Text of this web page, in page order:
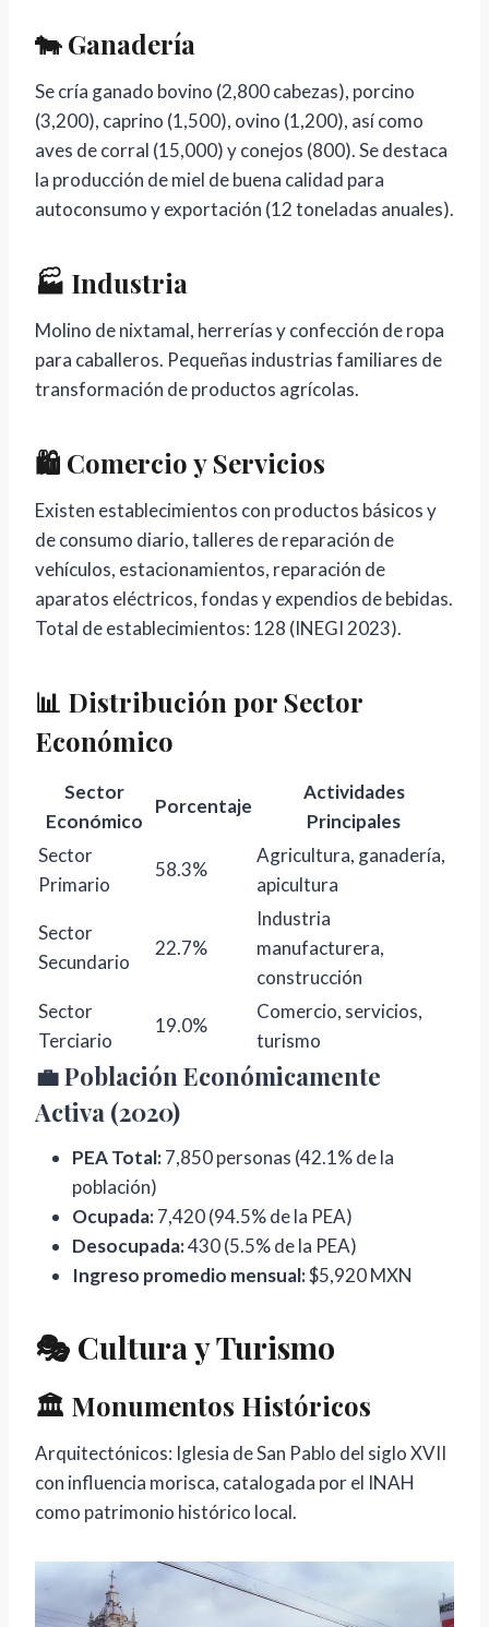
🐄 Ganadería
Se cría ganado bovino (2,800 cabezas), porcino
(3,200), caprino (1,500), ovino (1,200), así como
aves de corral (15,000) y conejos (800). Se destaca
la producción de miel de buena calidad para
autoconsumo y exportación (12 toneladas anuales).
🏭 Industria
Molino de nixtamal, herrerías y confección de ropa
para caballeros. Pequeñas industrias familiares de
transformación de productos agrícolas.
🛍️ Comercio y Servicios
Existen establecimientos con productos básicos y
de consumo diario, talleres de reparación de
vehículos, estacionamientos, reparación de
aparatos eléctricos, fondas y expendios de bebidas.
Total de establecimientos: 128 (INEGI 2023).
📊 Distribución por Sector
Económico
Sector
Económico
Porcentaje
Actividades
Principales
Sector
Primario
58.3%
Agricultura, ganadería,
apicultura
Sector
Secundario
22.7%
Industria
manufacturera,
construcción
Sector
Terciario
19.0%
Comercio, servicios,
turismo
💼 Población Económicamente
Activa (2020)
PEA Total:7,850 personas (42.1% de la
población)
Ocupada:7,420 (94.5% de la PEA)
Desocupada:430 (5.5% de la PEA)
Ingreso promedio mensual:$5,920 MXN
🎭 Cultura y Turismo
🏛️ Monumentos Históricos
Arquitectónicos: Iglesia de San Pablo del siglo XVII
con influencia morisca, catalogada por el INAH
como patrimonio histórico local.